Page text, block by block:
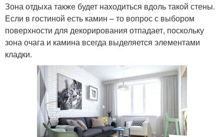
Зона отдыха также будет находиться вдоль такой стены.
Если в гостиной есть камин – то вопрос с выбором
поверхности для декорирования отпадает, поскольку
зона очага и камина всегда выделяется элементами
кладки.